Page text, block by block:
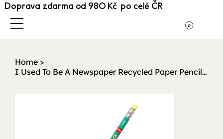
Doprava zdarma od 980 Kč po celé ČR
Home >
I Used To Be A Newspaper Recycled Paper Pencil - Avocado